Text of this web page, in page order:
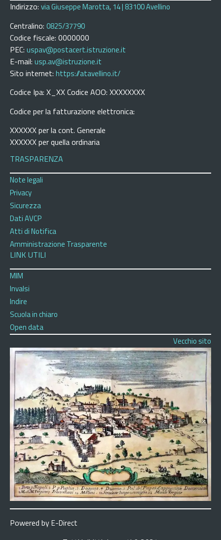
Indirizzo: via Giuseppe Marotta, 14 | 83100 Avellino
Centralino: 0825/37790
Codice fiscale: 0000000
PEC: uspav@postacert.istruzione.it
E-mail: usp.av@istruzione.it
Sito internet: https://atavellino.it/
Codice Ipa: X_XX Codice AOO: XXXXXXXX
Codice per la fatturazione elettronica:
XXXXXX per la cont. Generale
XXXXXX per quella ordinaria
TRASPARENZA
Note legali
Privacy
Sicurezza
Dati AVCP
Atti di Notifica
Amministrazione Trasparente
LINK UTILI
MIM
Invalsi
Indire
Scuola in chiaro
Open data
Vecchio sito
Powered byE-Direct